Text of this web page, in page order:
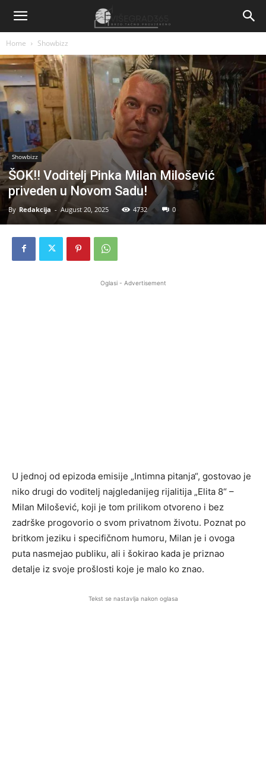
Home Showbizz
Showbizz
ŠOK!! Voditelj Pinka Milan Milošević
priveden u Novom Sadu!
By Redakcija - August 20, 2025 4732 0
Oglasi - Advertisement
U jednoj od epizoda emisije „Intimna pitanja“, gostovao je
niko drugi do voditelj najgledanijeg rijalitija „Elita 8“ –
Milan Milošević, koji je tom prilikom otvoreno i bez
zadrške progovorio o svom privatnom životu. Poznat po
britkom jeziku i specifičnom humoru, Milan je i ovoga
puta nasmejao publiku, ali i šokirao kada je priznao
detalje iz svoje prošlosti koje je malo ko znao.
Tekst se nastavlja nakon oglasa